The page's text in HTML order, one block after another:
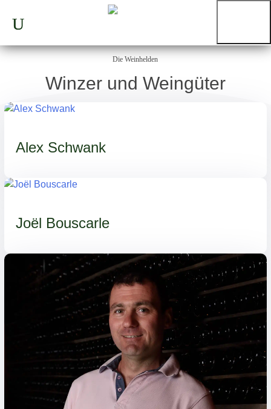
Die Weinhelden
Winzer und Weingüter
Alex Schwank
Joël Bouscarle